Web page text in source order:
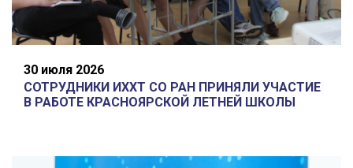
30 июля 2026
СОТРУДНИКИ ИХХТ СО РАН ПРИНЯЛИ УЧАСТИЕ
В РАБОТЕ КРАСНОЯРСКОЙ ЛЕТНЕЙ ШКОЛЫ